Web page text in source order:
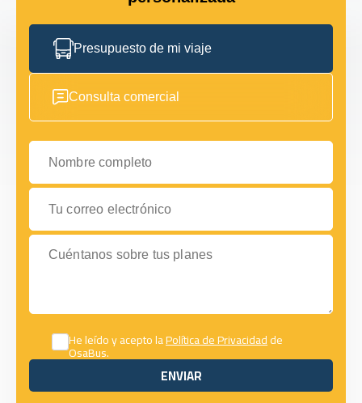
Presupuesto de mi viaje
Consulta comercial
Nombre completo
Tu correo electrónico
Cuéntanos sobre tus planes
He leído y acepto laPolítica de Privacidadde
OsaBus.
ENVIAR
ENVIAR